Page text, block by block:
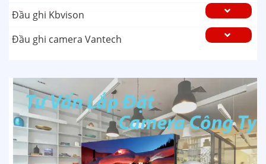
Đầu ghi Kbvison
Đầu ghi camera Vantech